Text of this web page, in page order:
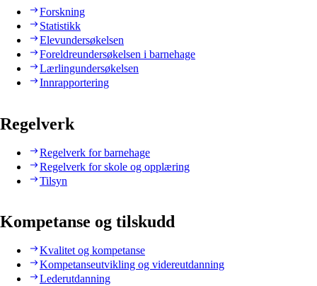
Forskning
Statistikk
Elevundersøkelsen
Foreldreundersøkelsen i barnehage
Lærlingundersøkelsen
Innrapportering
Regelverk
Regelverk for barnehage
Regelverk for skole og opplæring
Tilsyn
Kompetanse og tilskudd
Kvalitet og kompetanse
Kompetanseutvikling og videreutdanning
Lederutdanning